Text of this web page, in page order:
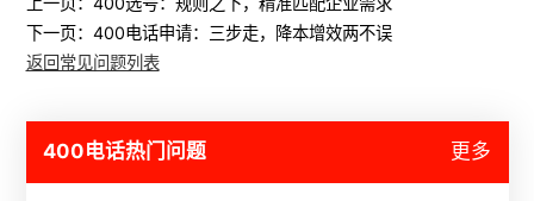
下一页： 400电话申请：三步走，降本增效两不误
返回常见问题列表
400电话热门问题 更多